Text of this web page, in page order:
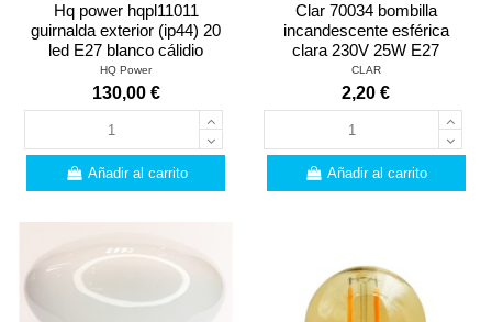
Hq power hqpl11011
guirnalda exterior (ip44) 20
led E27 blanco cálidio
HQ Power
130,00 €
Añadir al carrito
Clar 70034 bombilla
incandescente esférica
clara 230V 25W E27
CLAR
2,20 €
Añadir al carrito